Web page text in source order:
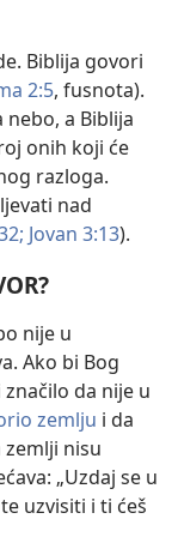
Biblija govori
2:5, fusnota).
a Biblija
onih koji će
razloga.
nad
Jovan 3:13).
nije u
Ako bi Bog
značilo da nije u
zemlju i da
nisu
„Uzdaj se u
uzvisiti i ti ćeš